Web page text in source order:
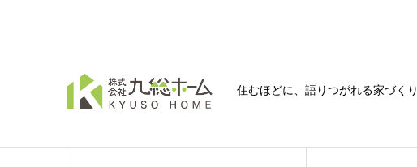
住むほどに、語りつがれる家づくり